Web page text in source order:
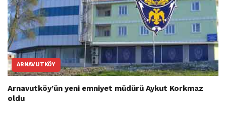
ARNAVUTKÖY
Arnavutköy’ün yeni emniyet müdürü Aykut Korkmaz
oldu